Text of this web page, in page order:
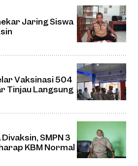
Jaring Siswa
Vaksinasi 504
Tinjau Langsung
SMPN 3
KBM Normal